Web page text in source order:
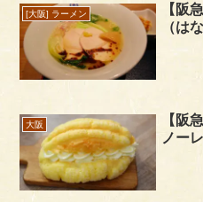
[大阪] ラーメン
【阪
（は
大阪
【阪
ノー